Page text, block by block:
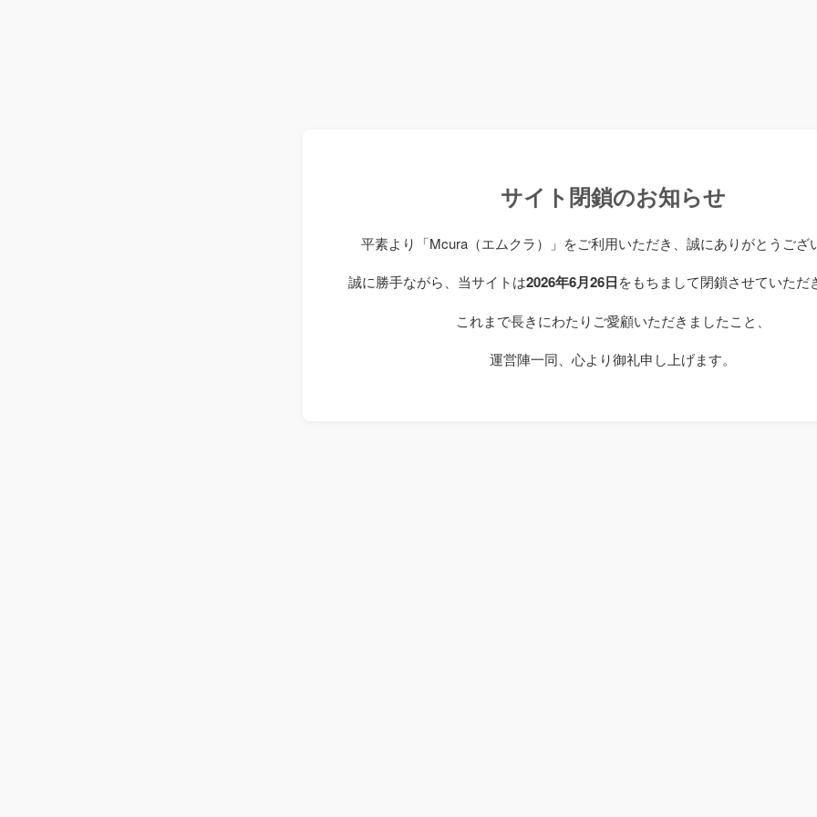
サイト閉鎖のお知らせ
平素より「Mcura（エムクラ）」をご利用いただき、誠にありがとうござ
誠に勝手ながら、当サイトは2026年6月26日をもちまして閉鎖させていただ
これまで長きにわたりご愛顧いただきましたこと、
運営陣一同、心より御礼申し上げます。